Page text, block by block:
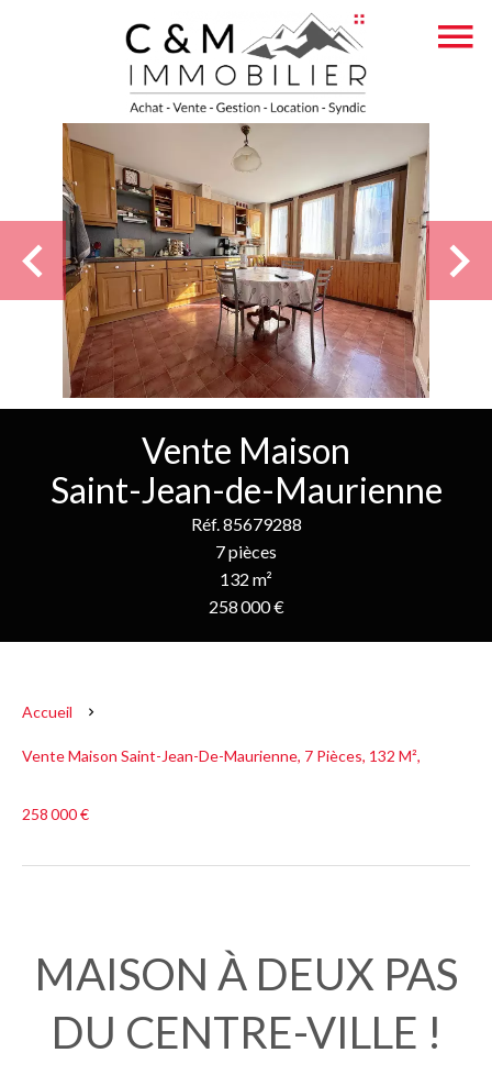
Vente Maison
Saint-Jean-de-Maurienne
Réf. 85679288
7 pièces
132 m²
258 000 €
Accueil
Vente Maison Saint-Jean-De-Maurienne, 7 Pièces, 132 M²,
258 000 €
MAISON À DEUX PAS
DU CENTRE-VILLE !